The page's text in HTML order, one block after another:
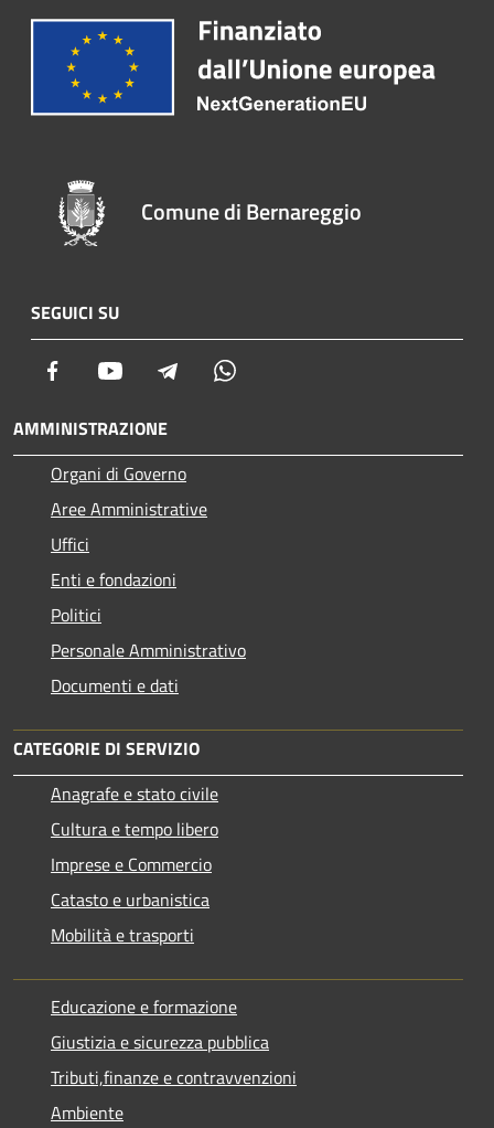
Comune di Bernareggio
SEGUICI SU
Facebook Youtube Telegram
AMMINISTRAZIONE
Organi di Governo
Aree Amministrative
Uffici
Enti e fondazioni
Politici
Personale Amministrativo
Documenti e dati
CATEGORIE DI SERVIZIO
Anagrafe e stato civile
Cultura e tempo libero
Imprese e Commercio
Catasto e urbanistica
Mobilità e trasporti
Educazione e formazione
Giustizia e sicurezza pubblica
Tributi,finanze e contravvenzioni
Ambiente